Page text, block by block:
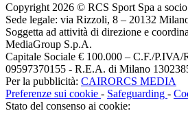
Copyright 2026 © RCS Sport Spa a
Sede legale: via Rizzoli, 8 – 20132
Soggetta ad attività di direzione e
MediaGroup S.p.A.
Capitale Sociale € 100.000 – C.F./
09597370155 - R.E.A. di Milano
Per la pubblicità: CAIRORCS MEDIA
Preferenze sui cookie - Safeguarding -
Stato del consenso ai cookie: